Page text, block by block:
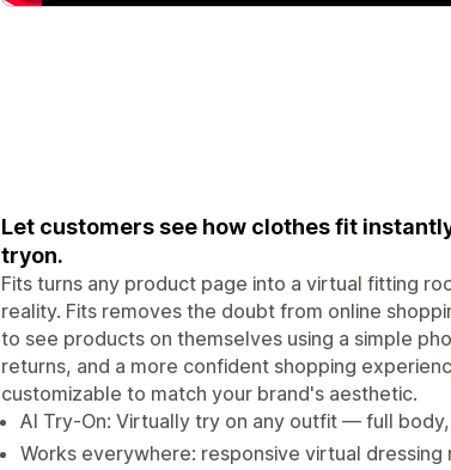
Let customers see how clothes fit
tryon.
Fits turns any product page into a virtual fitting
reality. Fits removes the doubt from online
to see products on themselves using a simple
returns, and a more confident shopping
customizable to match your brand's aesthetic.
AI Try-On: Virtually try on any outfit — full
Works everywhere: responsive virtual